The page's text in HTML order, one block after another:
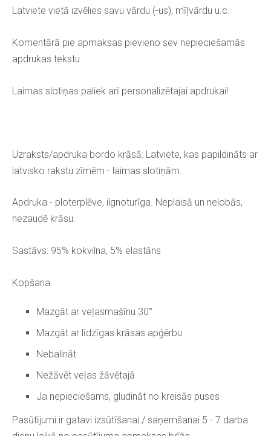
Latviete vietā izvēlies savu vārdu (-us), mīļvārdu u.c.
Komentārā pie apmaksas pievieno sev nepieciešamās
apdrukas tekstu.
Laimas slotiņas paliek arī personalizētajai apdrukai!
Uzraksts/apdruka bordo krāsā: Latviete, kas papildināts ar
latvisko rakstu zīmēm - laimas slotiņām.
Apdruka - ploterplēve, ilgnoturīga. Neplaisā un nelobās,
nezaudē krāsu.
Sastāvs: 95% kokvilna, 5% elastāns
Kopšana:
Mazgāt ar veļasmašīnu 30°
Mazgāt ar līdzīgas krāsas apģērbu
Nebalināt
Nežāvēt veļas žāvētajā
Ja nepieciešams, gludināt no kreisās puses
Pasūtījumi ir gatavi izsūtīšanai / saņemšanai 5 - 7 darba